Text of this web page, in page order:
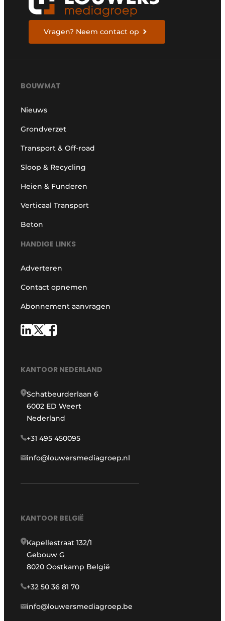
Vragen? Neem contact op
BOUWMAT
Nieuws
Grondverzet
Transport & Off-road
Sloop & Recycling
Heien & Funderen
Verticaal Transport
Beton
HANDIGE LINKS
Adverteren
Contact opnemen
Abonnement aanvragen
KANTOOR NEDERLAND
Schatbeurderlaan 6
6002 ED Weert
Nederland
+31 495 450095
info@louwersmediagroep.nl
KANTOOR BELGIË
Kapellestraat 132/1
Gebouw G
8020 Oostkamp België
+32 50 36 81 70
info@louwersmediagroep.be